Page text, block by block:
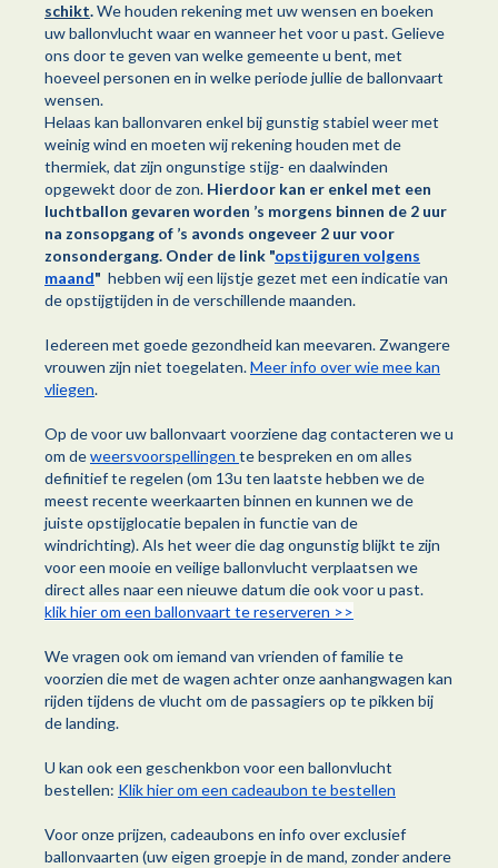
schikt.We houden rekening met uw wensen en boeken
uw ballonvlucht waar en wanneer het voor u past. Gelieve
ons door te geven van welke gemeente u bent, met
hoeveel personen en in welke periode jullie de ballonvaart
wensen.
Helaas kan ballonvaren enkel bij gunstig stabiel weer met
weinig wind en moeten wij rekening houden met de
thermiek, dat zijn ongunstige stijg- en daalwinden
opgewekt door de zon. Hierdoor kan er enkel met een
luchtballon gevaren worden ’s morgens binnen de 2 uur
na zonsopgang of ’s avonds ongeveer 2 uur voor
zonsondergang. Onder de link "opstijguren volgens
maand" hebben wij een lijstje gezet met een indicatie van
de opstijgtijden in de verschillende maanden.
Iedereen met goede gezondheid kan meevaren. Zwangere
vrouwen zijn niet toegelaten.Meer info over wie mee kan
vliegen.
Op de voor uw ballonvaart voorziene dag contacteren we u
om deweersvoorspellingen te bespreken en om alles
definitief te regelen (om 13u ten laatste hebben we de
meest recente weerkaarten binnen en kunnen we de
juiste opstijglocatie bepalen in functie van de
windrichting). Als het weer die dag ongunstig blijkt te zijn
voor een mooie en veilige ballonvlucht verplaatsen we
direct alles naar een nieuwe datum die ook voor u past.
klik hier om een ballonvaart te reserveren >>
We vragen ook om iemand van vrienden of familie te
voorzien die met de wagen achter onze aanhangwagen kan
rijden tijdens de vlucht om de passagiers op te pikken bij
de landing.
U kan ook een geschenkbon voor een ballonvlucht
bestellen: Klik hier om een cadeaubon te bestellen
Voor onze prijzen, cadeaubons en info over exclusief
ballonvaarten (uw eigen groepje in de mand, zonder andere